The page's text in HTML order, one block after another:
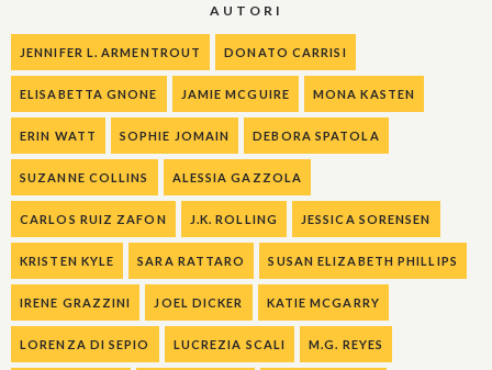
AUTORI
JENNIFER L. ARMENTROUT DONATO CARRISI
ELISABETTA GNONE JAMIE MCGUIRE MONA KASTEN
ERIN WATT SOPHIE JOMAIN DEBORA SPATOLA
SUZANNE COLLINS ALESSIA GAZZOLA
CARLOS RUIZ ZAFON J.K. ROLLING JESSICA SORENSEN
KRISTEN KYLE SARA RATTARO SUSAN ELIZABETH PHILLIPS
IRENE GRAZZINI JOEL DICKER KATIE MCGARRY
LORENZA DI SEPIO LUCREZIA SCALI M.G. REYES